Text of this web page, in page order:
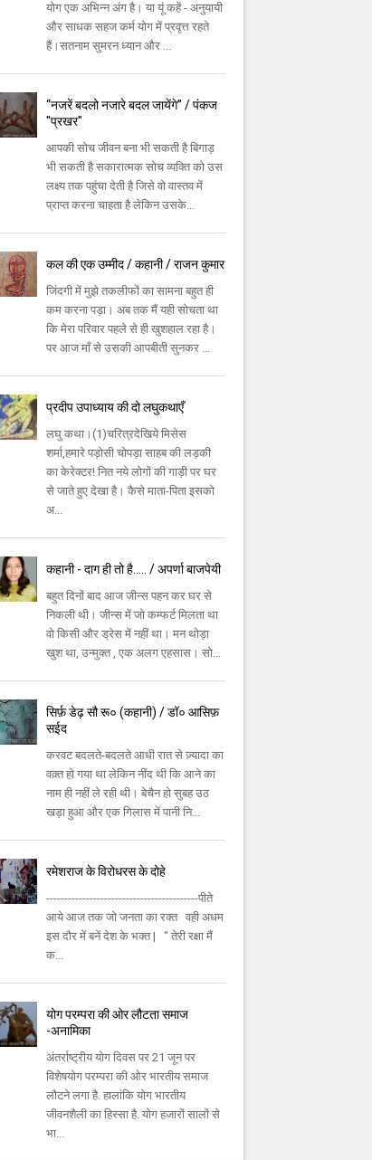
योग एक अभिन्न अंग है। या यूं कहें - अनुयायी
और साधक सहज कर्म योग में प्रवृत्त रहते
हैं।सतनाम सुमरन ध्यान और ...
“नजरें बदलो नजारे बदल जायेंगे” / पंकज
"प्रखर"
आपकी सोच जीवन बना भी सकती है बिगाड़
भी सकती है सकारात्मक सोच व्यक्ति को उस
लक्ष्य तक पहुंचा देती है जिसे वो वास्तव में
प्राप्त करना चाहता है लेकिन उसके...
कल की एक उम्मीद / कहानी / राजन कुमार
जिंदगी में मुझे तकलीफों का सामना बहुत ही
कम करना पड़ा। अब तक मैं यही सोचता था
कि मेरा परिवार पहले से ही खुशहाल रहा है।
पर आज माँ से उसकी आपबीती सुनकर ...
प्रदीप उपाध्याय की दो लघुकथाएँ
लघु कथा।(1)चरित्रदेखिये मिसेस
शर्मा,हमारे पड़ोसी चोपड़ा साहब की लड़की
का केरेक्टर! नित नये लोगों की गाड़ी पर घर
से जाते हुए देखा है। कैसे माता-पिता इसको
अ...
कहानी - दाग ही तो है..... / अपर्णा बाजपेयी
बहुत दिनों बाद आज जीन्स पहन कर घर से
निकली थी। जीन्स में जो कम्फर्ट मिलता था
वो किसी और ड्रेस में नहीं था। मन थोड़ा
खुश था, उन्मुक्त , एक अलग एहसास। सो...
सिर्फ़ डेढ़ सौ रू० (कहानी) / डॉ० आसिफ़
सईद
करवट बदलते-बदलते आधी रात से ज़्यादा का
वक़्त हो गया था लेकिन नींद थी कि आने का
नाम ही नहीं ले रही थी। बेचैन हो सुबह उठ
खड़ा हुआ और एक गिलास में पानी नि...
रमेशराज के विरोधरस के दोहे
------------------------------------------पीते
आये आज तक जो जनता का रक्त वही अधम
इस दौर में बनें देश के भक्त | “ तेरी रक्षा मैं
क...
योग परम्परा की ओर लौटता समाज
-अनामिका
अंतर्राष्ट्रीय योग दिवस पर 21 जून पर
विशेषयोग परम्परा की ओर भारतीय समाज
लौटने लगा है. हालांकि योग भारतीय
जीवनशैली का हिस्सा है. योग हजारों सालों से
भा...